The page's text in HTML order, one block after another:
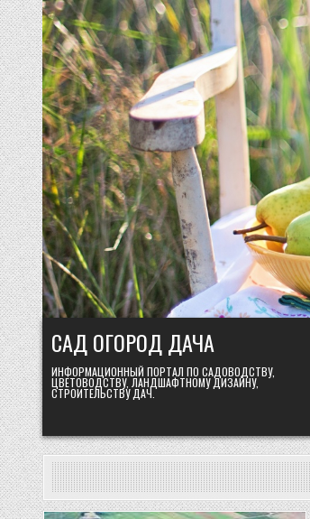
Skip
to
content
САД ОГОРОД ДАЧА
ИНФОРМАЦИОННЫЙ ПОРТАЛ ПО САДОВОДСТВУ,
ЦВЕТОВОДСТВУ, ЛАНДШАФТНОМУ ДИЗАЙНУ,
СТРОИТЕЛЬСТВУ ДАЧ.